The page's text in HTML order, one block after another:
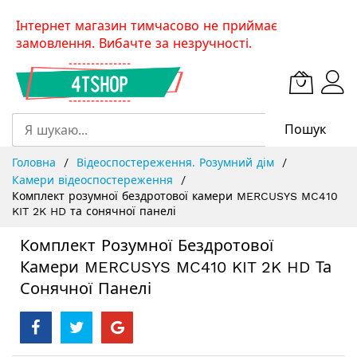
SkipІнтернет магазин тимчасово не приймає
замовлення. Вибачте за незручності.
Пошук
Головна
Відеоспостереження. Розумний дім
Камери відеоспостереження
Комплект розумної бездротової камери MERCUSYS MC410
KIT 2K HD та сонячної панелі
Комплект Розумної Бездротової
Камери MERCUSYS MC410 KIT 2K HD Та
Сонячної Панелі